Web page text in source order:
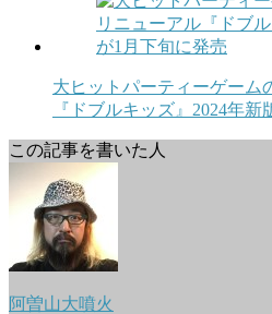
大ヒットパーティーゲーム
『ドブルキッズ』2024年
この記事を書いた人
阿曽山大噴火